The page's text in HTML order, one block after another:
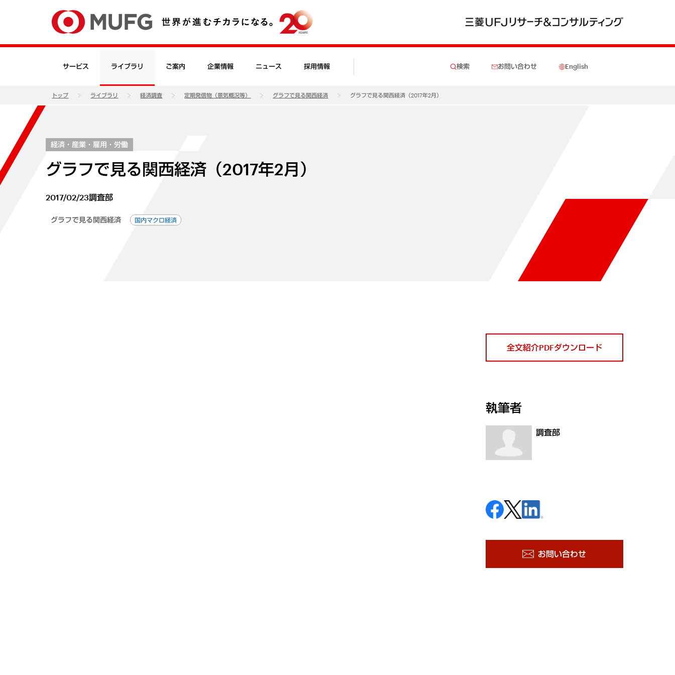
サービス ライブラリ ご案内 企業情報 ニュース 採用情報 検索 お問い合わせ English
トップ ライブラリ 経済調査 定期発信物（景気概況等） グラフで見る関西経済 グラフで見る関西経済（2017年2月）
経済・産業・雇用・労働
グラフで見る関西経済（2017年2月）
2017/02/23調査部
グラフで見る関西経済 国内マクロ経済
全文紹介PDFダウンロード
執筆者
調査部
お問い合わせ